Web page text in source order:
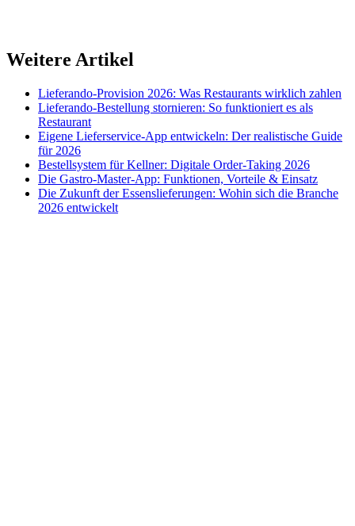
Weitere Artikel
Lieferando-Provision 2026: Was Restaurants wirklich zahlen
Lieferando-Bestellung stornieren: So funktioniert es als
Restaurant
Eigene Lieferservice-App entwickeln: Der realistische Guide
für 2026
Bestellsystem für Kellner: Digitale Order-Taking 2026
Die Gastro-Master-App: Funktionen, Vorteile & Einsatz
Die Zukunft der Essenslieferungen: Wohin sich die Branche
2026 entwickelt